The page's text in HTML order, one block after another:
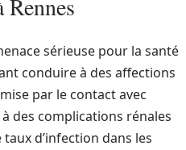
Rennes
sérieuse pour la santé
conduire à des affections
par le contact avec
des complications rénales
d’infection dans les